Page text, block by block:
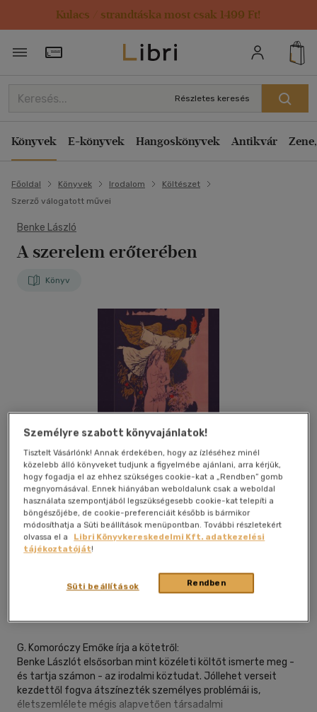
Kulacs / strandtáska most csak 1499 Ft!
Törzsvásárlói Kártya adatai
Részletes keresés
Könyvek E-könyvek Hangoskönyvek Antikvár
Főoldal Könyvek Irodalom
Költészet
Szerző válogatott művei
Benke László
A szerelem erőterében
Könyv
Kívánságlistához adom
G. Komoróczy Emőke írja a kötetről:
Benke Lászlót elsősorban mint közéleti költőt ismerte meg -
és tartja számon - az irodalmi köztudat. Jóllehet verseit
kezdettől fogva átszínezték személyes problémái is,
életszemlélete mégis alapvetően társadalmi
Személyre szabott könyvajánlatok!
Tisztelt Vásárlónk! Annak érdekében, hogy az ízléséhez minél
közelebb álló könyveket tudjunk a figyelmébe ajánlani, arra kérjük,
hogy fogadja el az ehhez szükséges cookie-kat a „Rendben” gomb
megnyomásával. Ennek hiányában weboldalunk csak a weboldal
használata szempontjából legszükségesebb cookie-kat telepíti a
böngészőjébe, de cookie-preferenciáit később is bármikor
módosíthatja a Süti beállítások menüpontban. További részletekért
olvassa el a
Libri Könyvkereskedelmi Kft. adatkezelési
tájékoztatóját!
Rendben
Süti beállítások